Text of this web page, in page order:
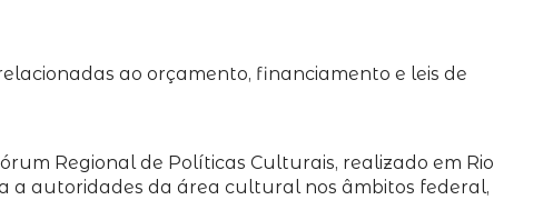
ao orçamento, financiamento e leis de
Regional de Políticas Culturais, realizado em Rio
a autoridades da área cultural nos âmbitos federal,